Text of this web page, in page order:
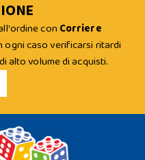
con Corriere
ogni caso verificarsi ritardi
alto volume di acquisti.